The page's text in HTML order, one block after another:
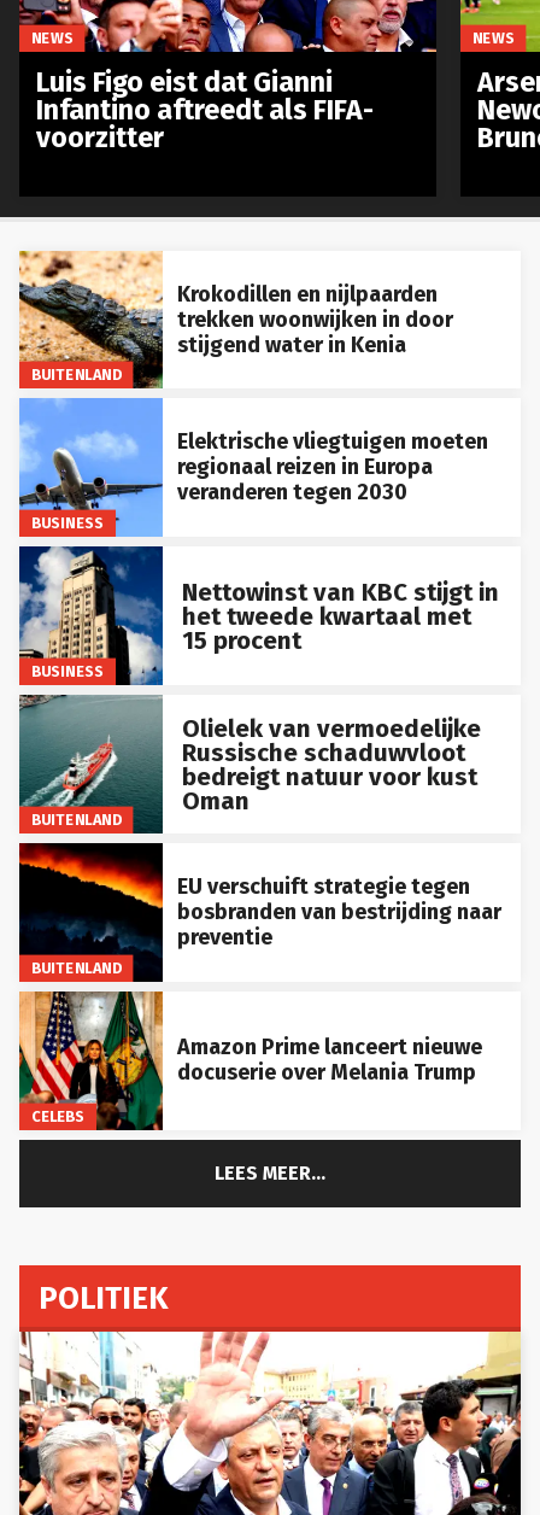
BUITENLAND
Krokodillen en nijlpaarden
trekken woonwijken in door
stijgend water in Kenia
BUSINESS
Elektrische vliegtuigen moeten
regionaal reizen in Europa
veranderen tegen 2030
BUSINESS
Nettowinst van KBC stijgt in
het tweede kwartaal met
15 procent
BUITENLAND
Olielek van vermoedelijke
Russische schaduwvloot
bedreigt natuur voor kust
Oman
BUITENLAND
EU verschuift strategie tegen
bosbranden van bestrijding naar
preventie
CELEBS
Amazon Prime lanceert nieuwe
docuserie over Melania Trump
NEWS
Luis Figo eist dat Gianni
Infantino aftreedt als FIFA-
voorzitter
NEWS
LEES MEER...
POLITIEK